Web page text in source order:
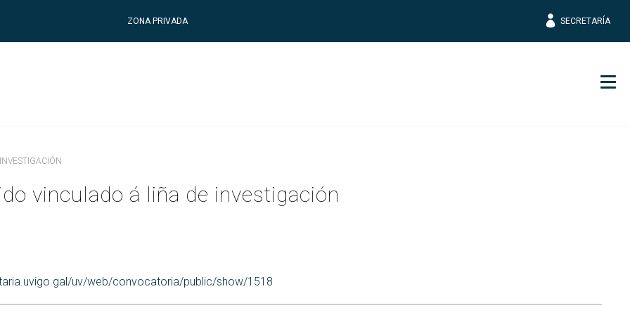
ZONA PRIVADA SECRETARÍA
vinculado á liña de investigación
uv/web/convocatoria/public/show/1518